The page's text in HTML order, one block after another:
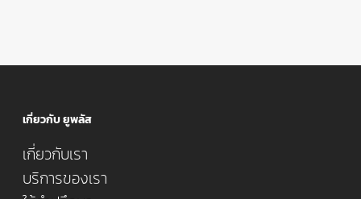
เกี่ยวกับ ยูพลัส
เกี่ยวกับเรา
บริการของเรา